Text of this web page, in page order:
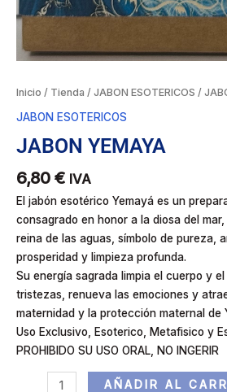
Inicio / Tienda / JABON ESOTERICOS /
JABON ESOTERICOS
JABON YEMAYA
6,80 € IVA
El jabón esotérico Yemayá es un
consagrado en honor a la diosa del
reina de las aguas, símbolo de pureza,
prosperidad y limpieza profunda.
Su energía sagrada limpia el cuerpo y
tristezas, renueva las emociones y
maternidad y la protección maternal de
Uso Exclusivo, Esoterico, Metafisico y
PROHIBIDO SU USO ORAL, NO INGERIR
AÑADIR AL